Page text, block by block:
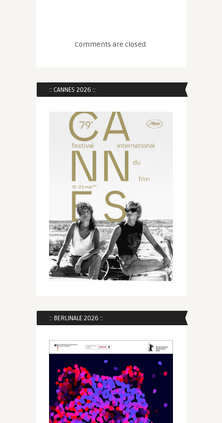
Comments are closed.
:: CANNES 2026 ::
:: BERLINALE 2026 ::